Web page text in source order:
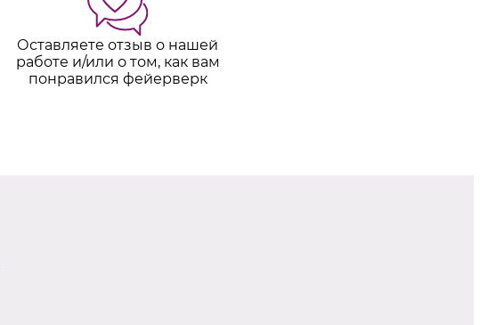
Оставляете отзыв о нашей
работе и/или о том, как вам
понравился фейерверк